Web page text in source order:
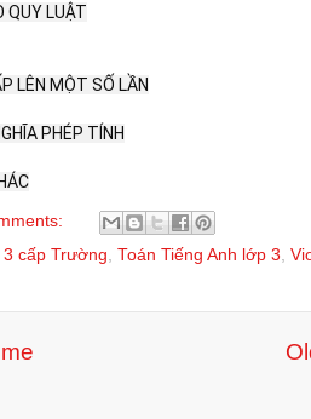
QUY LUẬT
LÊN MỘT SỐ LẦN
PHÉP TÍNH
cấp Trường Toán Tiếng Anh lớp 3